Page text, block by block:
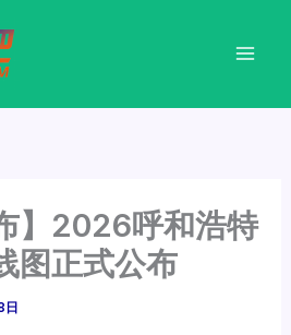
】2026呼和浩特
图正式公布